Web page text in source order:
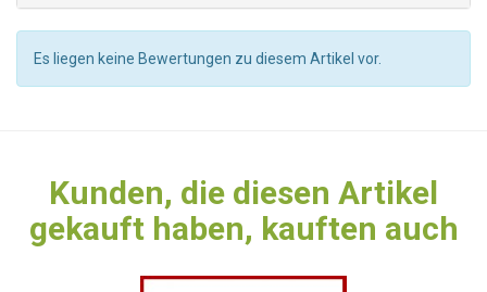
Es liegen keine Bewertungen zu diesem Artikel vor.
Kunden, die diesen Artikel
gekauft haben, kauften auch